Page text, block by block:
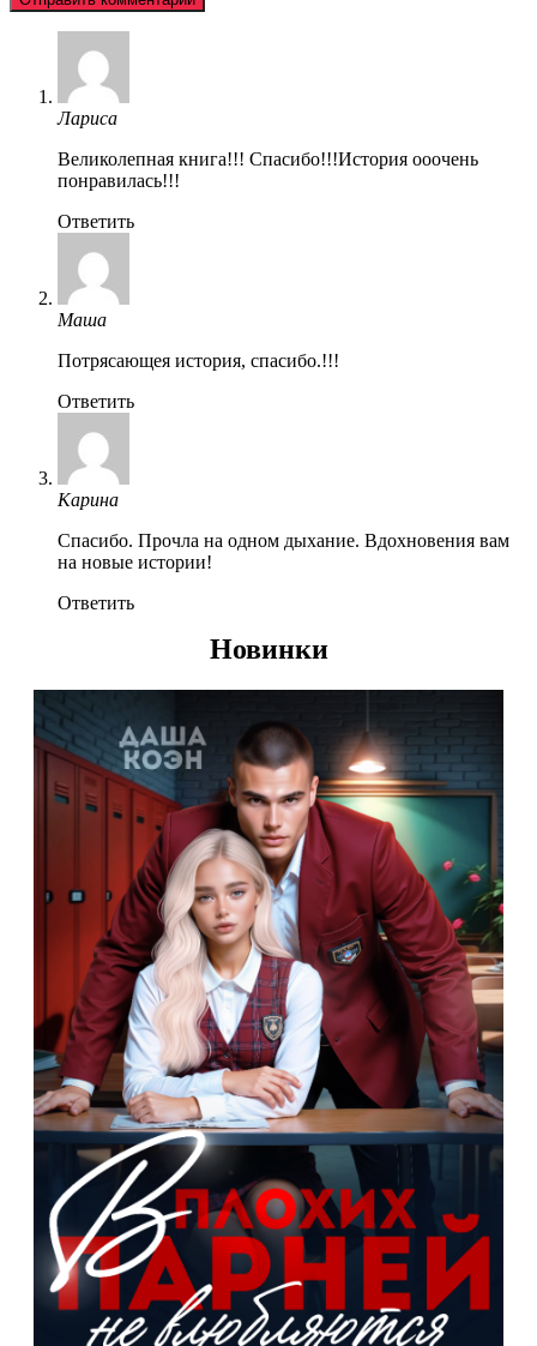
Лариса
Великолепная книга!!! Спасибо!!!История ооочень
понравилась!!!
Ответить
Маша
Потрясающея история, спасибо.!!!
Ответить
Карина
Спасибо. Прочла на одном дыхание. Вдохновения вам
на новые истории!
Ответить
Новинки